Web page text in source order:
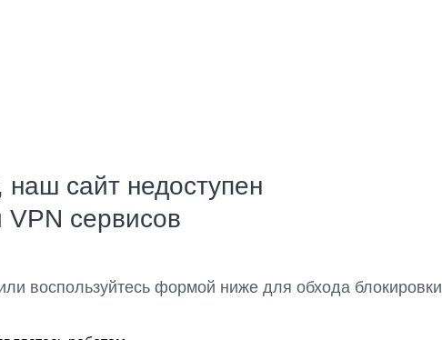
сайт недоступен
VPN сервисов
воспользуйтесь формой ниже для обхода блокировки